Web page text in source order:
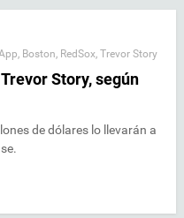
Boston RedSox Trevor Story
Story, según
de dólares lo llevarán a